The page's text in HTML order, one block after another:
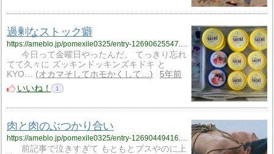
過剰なストック癖
今日って金曜日やったんだ。 てっきり忘れ
てて久々に ズッキンドッキンズキドキ と
KYO…
オカマそしてホモかくして…
5年前
いいね！
1
肉と肉のぶつかり合い
https://ameblo.jp/pomexile0325/entry-12690449416.html
前記事で泣きすぎて もともとブスやのに上